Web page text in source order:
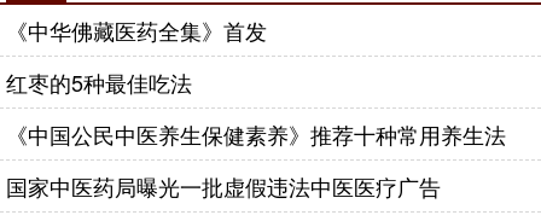
《中华佛藏医药全集》首发
红枣的5种最佳吃法
《中国公民中医养生保健素养》推荐十种常用养生法
国家中医药局曝光一批虚假违法中医医疗广告